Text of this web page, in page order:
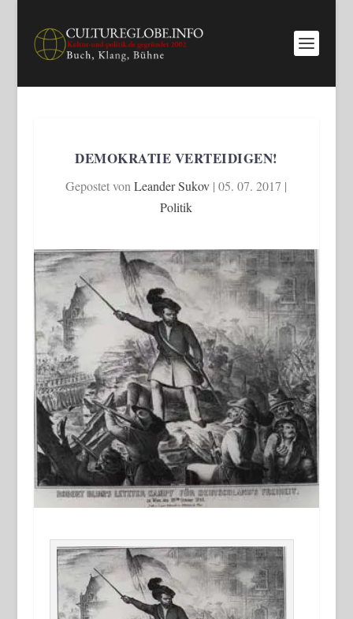
DEMOKRATIE VERTEIDIGEN!
Gepostet vonLeander Sukov |05. 07. 2017 |
Politik